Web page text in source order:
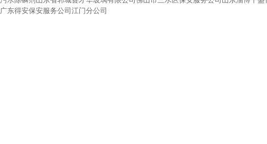
广东得安保安服务公司江门分公司